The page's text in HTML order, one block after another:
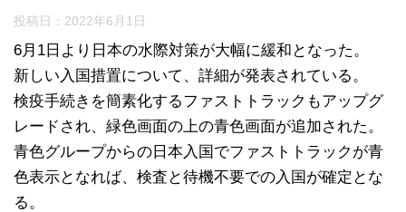
投稿日： 2022年6月1日
6月1日より日本の水際対策が大幅に緩和となった。
新しい入国措置について、詳細が発表されている。
検疫手続きを簡素化するファストトラックもアップグ
レードされ、緑色画面の上の青色画面が追加された。
青色グループからの日本入国でファストトラックが青
色表示となれば、検査と待機不要での入国が確定とな
る。